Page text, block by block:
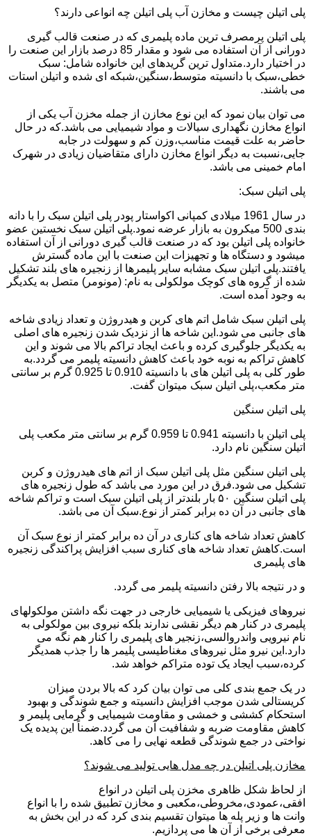
پلی اتیلن چیست و مخازن آب پلی اتیلن چه انواعی دارند؟
پلی اتیلن پرمصرف ترین ماده پلیمری که در صنعت قالب گیری
دورانی از آن استفاده می شود و مقدار 85 درصد بازار این صنعت را
در اختیار دارد.متداول ترین گریدهای این خانواده شامل: سبک
خطی،سبک با دانسیته متوسط،سنگین،شبکه ای شده و اتیلن استات
می باشند.
می توان بیان نمود که این نوع مخازن از جمله مخزن آب یکی از
انواع مخازن نگهداری سیالات و مواد شیمیایی می باشد.که در حال
حاضر به علت قیمت مناسب،وزن کم و سهولت در جابه
جایی،نسبت به دیگر انواع مخازن دارای متقاضیان زیادی در شهرک
امام خمینی می باشد.
پلی اتیلن سبک:
در سال 1961 میلادی کمپانی اکواستار پودر پلی اتیلن سبک را با دانه
بندی 500 میکرون به بازار عرضه نمود.پلی اتیلن سبک نخستین عضو
خانواده پلی اتیلن بود که در صنعت قالب گیری دورانی از آن استفاده
میشود و دستگاه ها و تجهیزات این صنعت با این ماده گسترش
یافتند.پلی اتیلن سبک مشابه سایر پلیمرها از زنجیره های بلند تشکیل
شده از گروه های کوچک مولکولی به نام: (مونومر) متصل به یکدیگر
به وجود آمده است.
پلی اتیلن سبک شامل اتم های کربن و هیدروژن و تعداد زیادی شاخه
های جانبی می شود.این شاخه ها از نزدیک شدن زنجیره های اصلی
به یکدیگر جلوگیری کرده و باعث ایجاد تراکم بالا می شوند و این
کاهش تراکم به نوبه خود باعث کاهش دانسیته پلیمر می گردد.به
طور کلی به پلی اتیلن های با دانسیته 0.910 تا 0.925 گرم بر سانتی
متر مکعب،پلی اتیلن سبک میتوان گفت.
پلی اتیلن سنگین
پلی اتیلن با دانسیته 0.941 تا 0.959 گرم بر سانتی متر مکعب پلی
اتیلن سنگین نام دارد.
پلی اتیلن سنگین مثل پلی اتیلن سبک از اتم های هیدروژن و کربن
تشکیل می شود.فرق در این مورد می باشد که طول زنجیره های
پلی اتیلن سنگین ۵۰ بار بلندتر از پلی اتیلن سبک است و تراکم شاخه
های جانبی در آن ده برابر کمتر از نوع.سبک آن می باشد.
کاهش تعداد شاخه های کناری در آن ده برابر کمتر از نوع سبک آن
است.کاهش تعداد شاخه های کناری سبب افزایش پراکندگی زنجیره
های پلیمری
و در نتیجه بالا رفتن دانسیته پلیمر می گردد.
نیروهای فیزیکی یا شیمیایی خارجی در جهت نگه داشتن مولکولهای
پلیمری در کنار هم دیگر نقشی ندارند بلکه نیروی بین مولکولی به
نام نیرویی واندروالسی،زنجیر های پلیمری را کنار هم نگه می
دارد.این نیرو مثل نیروهای مغناطیسی پلیمر ها را جذب همدیگر
کرده،سبب ایجاد یک توده متراکم خواهد شد.
در یک جمع بندی کلی می توان بیان کرد که بالا بردن میزان
کریستالی شدن موجب افزایش دانسیته و جمع شوندگی و بهبود
استحکام کششی و خمشی و مقاومت شیمیایی و گرمایی پلیمر و
کاهش مقاومت ضربه و شفافیت آن می گردد.ضمناً این پدیده یک
نواختی در جمع شوندگی قطعه نهایی را می کاهد.
مخازن پلی اتیلن در چه مدل هایی تولید می شوند؟
از لحاظ شکل ظاهری مخزن پلی اتیلن در انواع
افقی،عمودی،مخروطی،مکعبی و مخازن تطبیق شده را با انواع
وانت ها و زیر پله ها میتوان تقسیم بندی کرد که در این بخش به
معرفی برخی از آن ها می پردازیم.